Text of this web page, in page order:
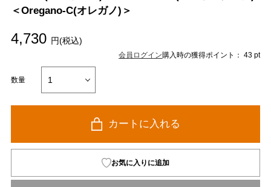
＜Oregano-C(オレガノ)＞
4,730 円(税込)
会員ログイン購入時の獲得ポイント： 43 pt
数量
カートに入れる
お気に入りに追加